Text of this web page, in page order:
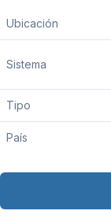
Ubicación
Sistema
Tipo
País